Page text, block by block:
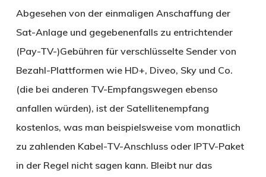
Abgesehen von der einmaligen Anschaffung der
Sat-Anlage und gegebenenfalls zu entrichtender
(Pay-TV-)Gebühren für verschlüsselte Sender von
Bezahl-Plattformen wie HD+, Diveo, Sky und Co.
(die bei anderen TV-Empfangswegen ebenso
anfallen würden), ist der Satellitenempfang
kostenlos, was man beispielsweise vom monatlich
zu zahlenden Kabel-TV-Anschluss oder IPTV-Paket
in der Regel nicht sagen kann. Bleibt nur das